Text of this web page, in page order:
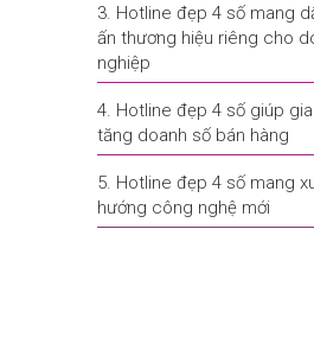
3. Hotline đẹp 4 số mang
ấn thương hiệu riêng cho
nghiệp
4. Hotline đẹp 4 số giúp gia
tăng doanh số bán hàng
5. Hotline đẹp 4 số mang
hướng công nghệ mới